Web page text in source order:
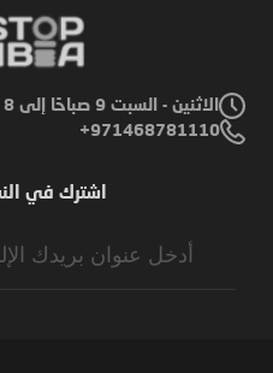
الاثنين - السبت 9 صباحًا إلى 8 مساءً | الأحد 9 صباحًا إلى 6 مساءً
971468781110+
اشترك في